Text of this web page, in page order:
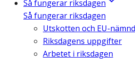
Så fungerar riksdagen
Så fungerar riksdagen
Utskotten och EU-
Riksdagens uppgifter
Arbetet i riksdagen